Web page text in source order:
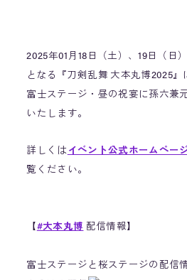
2025年01月18日（土）、19日（日
となる『刀剣乱舞 大本丸博2025』
富士ステージ・昼の祝宴に孫六兼
いたします。
詳しくは イベント公式ホームペー
覧ください。
【 #大本丸博 配信情報】
富士ステージと桜ステージの配信